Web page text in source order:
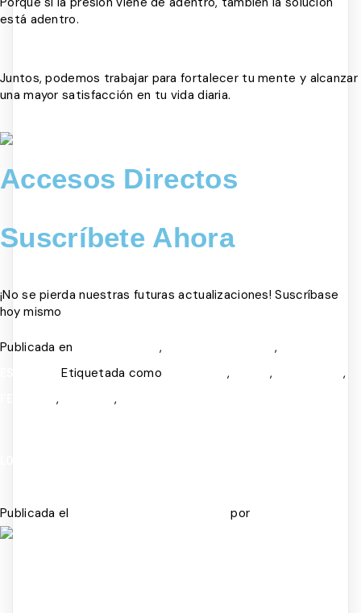
está adentro.
Juntos, podemos trabajar para fortalecer tu mente y alcanzar
una mayor satisfacción en tu vida diaria.
Accesos Directos
Suscríbete Ahora
¡No se pierda nuestras futuras actualizaciones! Suscríbase
hoy mismo
Publicada en , ,
Etiquetada como , , ,
, ,
Publicada el por